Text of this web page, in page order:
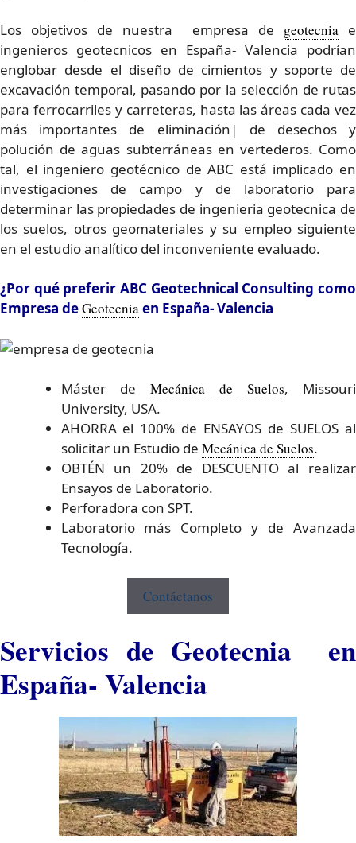
Los objetivos de nuestra empresa de geotecnia e
ingenieros geotecnicos en España- Valencia podrían
englobar desde el diseño de cimientos y soporte de
excavación temporal, pasando por la selección de rutas
para ferrocarriles y carreteras, hasta las áreas cada vez
más importantes de eliminación| de desechos y
polución de aguas subterráneas en vertederos. Como
tal, el ingeniero geotécnico de ABC está implicado en
investigaciones de campo y de laboratorio para
determinar las propiedades de ingenieria geotecnica de
los suelos, otros geomateriales y su empleo siguiente
en el estudio analítico del inconveniente evaluado.
¿Por qué preferir ABC Geotechnical Consulting como
Empresa deGeotecniaen España- Valencia
Máster de Mecánica de Suelos, Missouri
University, USA.
AHORRA el 100% de ENSAYOS de SUELOS al
solicitar un Estudio de Mecánica de Suelos.
OBTÉN un 20% de DESCUENTO al realizar
Ensayos de Laboratorio.
Perforadora con SPT.
Laboratorio más Completo y de Avanzada
Tecnología.
Contáctanos
Servicios de Geotecnia en
España- Valencia